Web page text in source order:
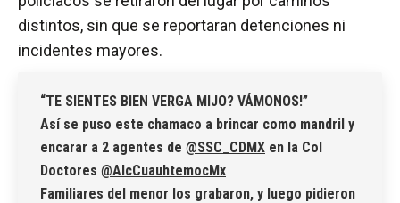
distintos, sin que se reportaran detenciones ni
incidentes mayores.
“TE SIENTES BIEN VERGA MIJO? VÁMONOS!”
Así se puso este chamaco a brincar como mandril y
encarar a 2 agentes de @SSC_CDMX en la Col
Doctores @AlcCuauhtemocMx
Familiares del menor los grabaron, y luego pidieron